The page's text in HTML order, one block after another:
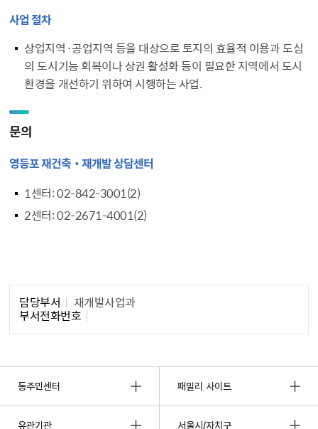
사업 절차
상업지역·공업지역 등을 대상으로 토지의 효율적 이용과 도심
의 도시기능 회복이나 상권 활성화 등이 필요한 지역에서 도시
환경을 개선하기 위하여 시행하는 사업.
문의
영등포 재건축‧재개발 상담센터
1센터: 02-842-3001(2)
2센터: 02-2671-4001(2)
담당부서 재개발사업과
부서전화번호
동주민센터 패밀리 사이트
유관기관 서울시/자치구